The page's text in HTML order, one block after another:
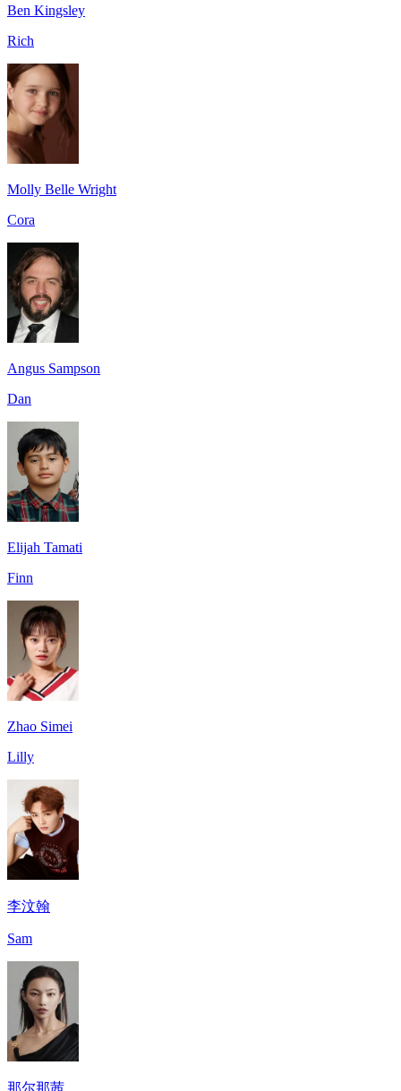
Ben Kingsley
Rich
Molly Belle Wright
Cora
Angus Sampson
Dan
Elijah Tamati
Finn
Zhao Simei
Lilly
李汶翰
Sam
那尔那茜